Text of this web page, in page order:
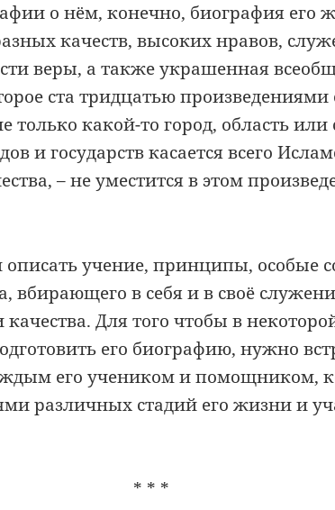
о нём, конечно, биография его
качеств, высоких нравов,
веры, а также украшенная
ста тридцатью произведениями
только какой-то город, область или
и государств касается всего
– не уместится в этом
учение, принципы, особые
вбирающего в себя и в своё
Для того чтобы в
его биографию, нужно
его учеником и помощником,
различных стадий его жизни и
* * *